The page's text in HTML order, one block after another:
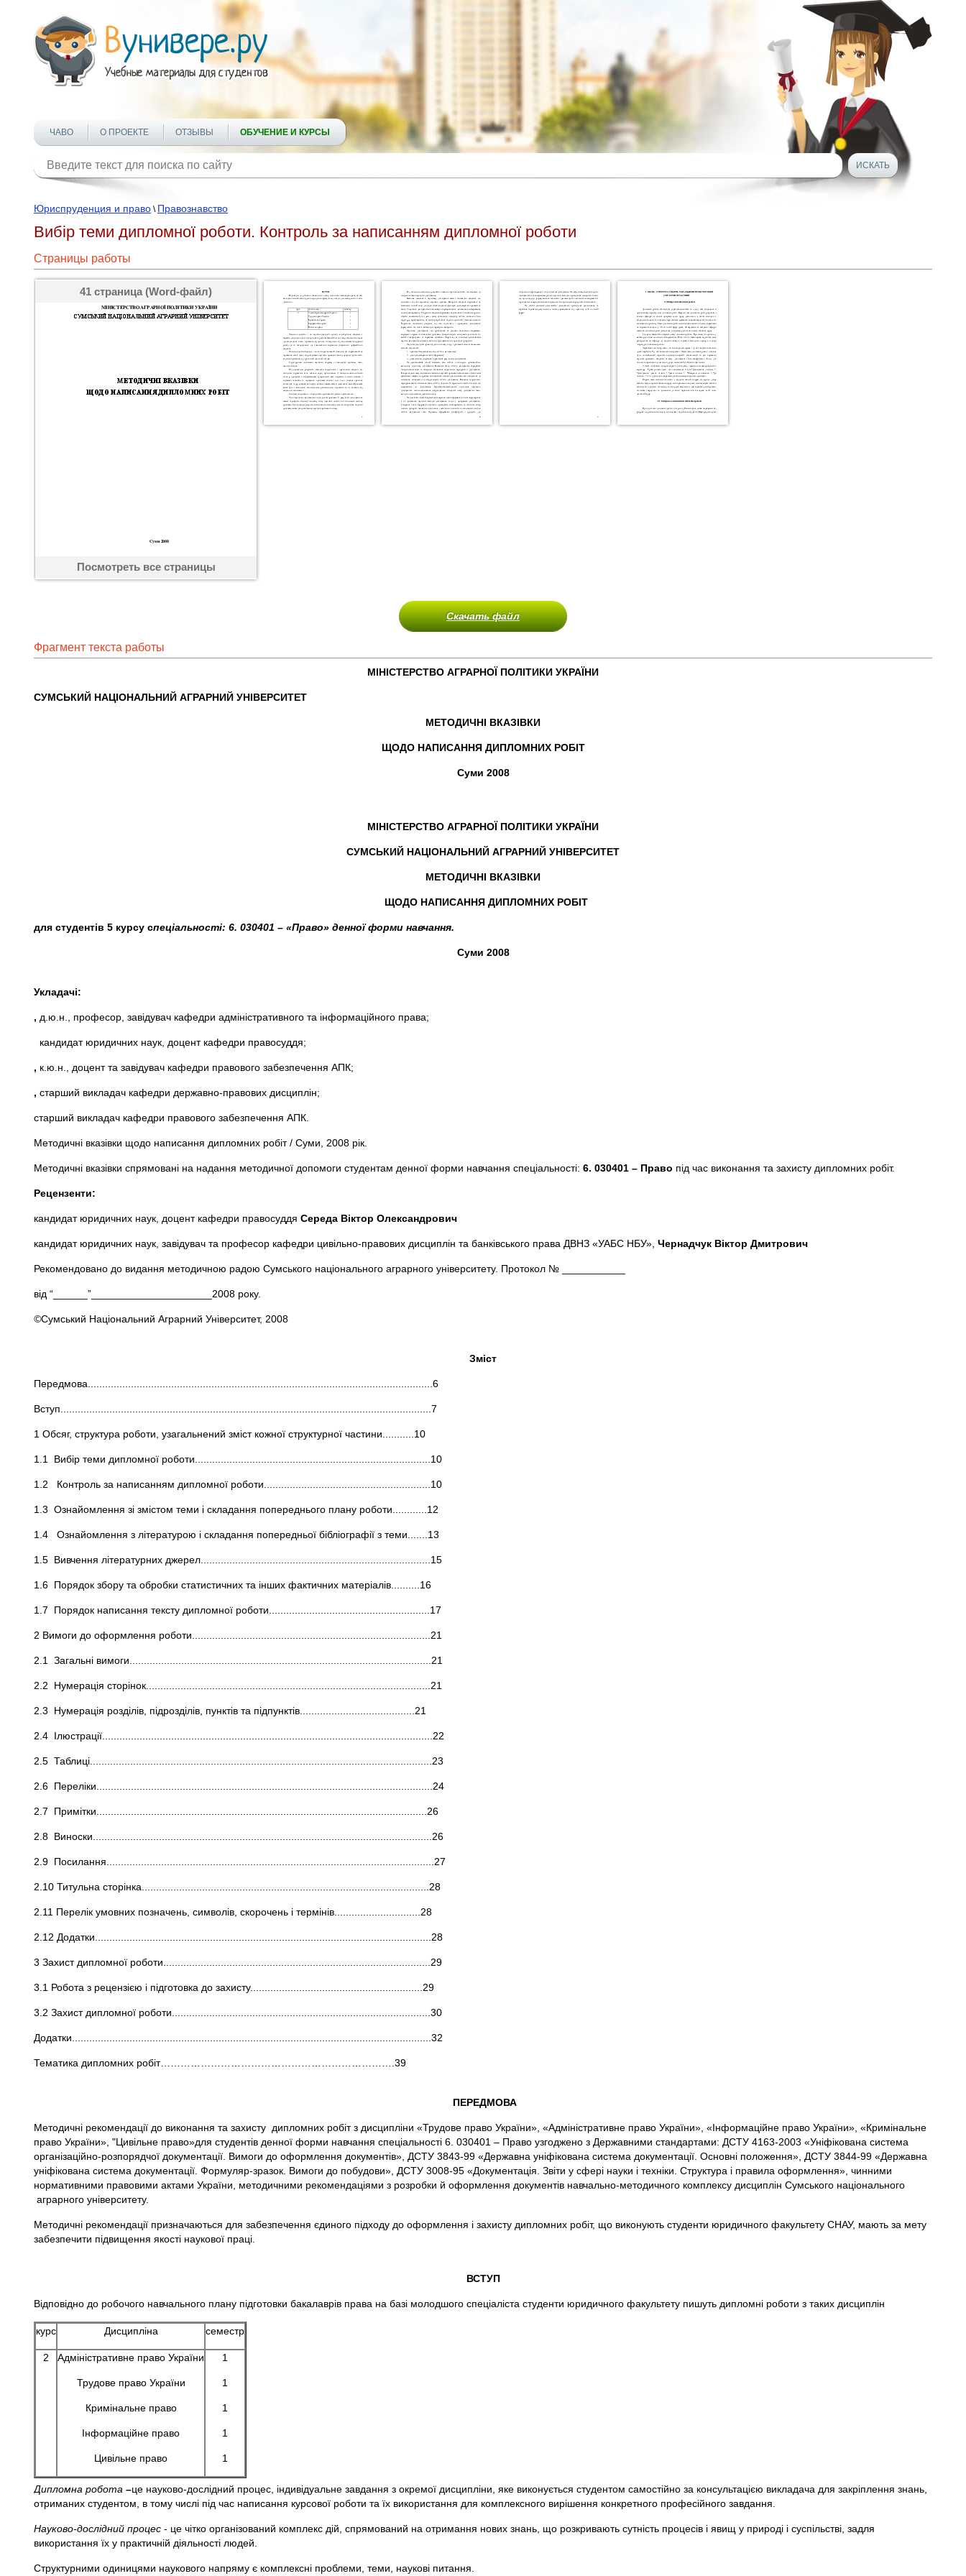
ЧАВО О ПРОЕКТЕ ОТЗЫВЫ ОБУЧЕНИЕ И КУРСЫ
Юриспруденция и право \ Правознавство
Вибір теми дипломної роботи. Контроль за написанням дипломної роботи
Страницы работы
41 страница (Word-файл)
Посмотреть все страницы
Скачать файл
Фрагмент текста работы
МІНІСТЕРСТВО АГРАРНОЇ ПОЛІТИКИ УКРАЇНИ
СУМСЬКИЙ НАЦІОНАЛЬНИЙ АГРАРНИЙ УНІВЕРСИТЕТ
МЕТОДИЧНІ ВКАЗІВКИ
ЩОДО НАПИСАННЯ ДИПЛОМНИХ РОБІТ
Суми 2008
МІНІСТЕРСТВО АГРАРНОЇ ПОЛІТИКИ УКРАЇНИ
СУМСЬКИЙ НАЦІОНАЛЬНИЙ АГРАРНИЙ УНІВЕРСИТЕТ
МЕТОДИЧНІ ВКАЗІВКИ
ЩОДО НАПИСАННЯ ДИПЛОМНИХ РОБІТ
для студентів 5 курсу спеціальності: 6. 030401 – «Право» денної форми навчання.
Суми 2008
Укладачі:
, д.ю.н., професор, завідувач кафедри адміністративного та інформаційного права;
кандидат юридичних наук, доцент кафедри правосуддя;
, к.ю.н., доцент та завідувач кафедри правового забезпечення АПК;
, старший викладач кафедри державно-правових дисциплін;
старший викладач кафедри правового забезпечення АПК.
Методичні вказівки щодо написання дипломних робіт / Суми, 2008 рік.
Методичні вказівки спрямовані на надання методичної допомоги студентам денної форми навчання спеціальності: 6. 030401 – Право під час виконання та захисту дипломних робіт.
Рецензенти:
кандидат юридичних наук, доцент кафедри правосуддя Середа Віктор Олександрович
кандидат юридичних наук, завідувач та професор кафедри цивільно-правових дисциплін та банківського права ДВНЗ «УАБС НБУ», Чернадчук Віктор Дмитрович
Рекомендовано до видання методичною радою Сумського національного аграрного університету. Протокол № ___________
від “______”_____________________2008 року.
©Сумський Національний Аграрний Університет, 2008
Зміст
Передмова........................................................................................................................6
Вступ.................................................................................................................................7
1 Обсяг, структура роботи, узагальнений зміст кожної структурної частини...........10
1.1 Вибір теми дипломної роботи..................................................................................10
1.2 Контроль за написанням дипломної роботи..........................................................10
1.3 Ознайомлення зі змістом теми і складання попереднього плану роботи............12
1.4 Ознайомлення з літературою і складання попередньої бібліографії з теми.......13
1.5 Вивчення літературних джерел................................................................................15
1.6 Порядок збору та обробки статистичних та інших фактичних матеріалів..........16
1.7 Порядок написання тексту дипломної роботи........................................................17
2 Вимоги до оформлення роботи...................................................................................21
2.1 Загальні вимоги.........................................................................................................21
2.2 Нумерація сторінок...................................................................................................21
2.3 Нумерація розділів, підрозділів, пунктів та підпунктів........................................21
2.4 Ілюстрації...................................................................................................................22
2.5 Таблиці.......................................................................................................................23
2.6 Переліки.....................................................................................................................24
2.7 Примітки...................................................................................................................26
2.8 Виноски......................................................................................................................26
2.9 Посилання..................................................................................................................27
2.10 Титульна сторінка....................................................................................................28
2.11 Перелік умовних позначень, символів, скорочень і термінів..............................28
2.12 Додатки.....................................................................................................................28
3 Захист дипломної роботи.............................................................................................29
3.1 Робота з рецензією і підготовка до захисту............................................................29
3.2 Захист дипломної роботи..........................................................................................30
Додатки.............................................................................................................................32
Тематика дипломних робіт…………………………………………………………….39
ПЕРЕДМОВА
Методичні рекомендації до виконання та захисту дипломних робіт з дисципліни «Трудове право України», «Адміністративне право України», «Інформаційне право України», «Кримінальне
право України», "Цивільне право»для студентів денної форми навчання спеціальності 6. 030401 – Право узгоджено з Державними стандартами: ДСТУ 4163-2003 «Уніфікована система
організаційно-розпорядчої документації. Вимоги до оформлення документів», ДСТУ 3843-99 «Державна уніфікована система документації. Основні положення», ДСТУ 3844-99 «Державна
уніфікована система документації. Формуляр-зразок. Вимоги до побудови», ДСТУ 3008-95 «Документація. Звіти у сфері науки і техніки. Структура і правила оформлення», чинними
нормативними правовими актами України, методичними рекомендаціями з розробки й оформлення документів навчально-методичного комплексу дисциплін Сумського національного
аграрного університету.
Методичні рекомендації призначаються для забезпечення єдиного підходу до оформлення і захисту дипломних робіт, що виконують студенти юридичного факультету СНАУ, мають за мету
забезпечити підвищення якості наукової праці.
ВСТУП
Відповідно до робочого навчального плану підготовки бакалаврів права на базі молодшого спеціаліста студенти юридичного факультету пишуть дипломні роботи з таких дисциплін
курс Дисципліна семестр
2 Адміністративне право України
Трудове право України
Кримінальне право
Інформаційне право
Цивільне право
1
1
1
1
1
Дипломна робота –це науково-дослідний процес, індивідуальне завдання з окремої дисципліни, яке виконується студентом самостійно за консультацією викладача для закріплення знань,
отриманих студентом, в тому числі під час написання курсової роботи та їх використання для комплексного вирішення конкретного професійного завдання.
Науково-дослідний процес - це чітко організований комплекс дій, спрямований на отримання нових знань, що розкривають сутність процесів і явищ у природі і суспільстві, задля
використання їх у практичній діяльності людей.
Структурними одиницями наукового напряму є комплексні проблеми, теми, наукові питання.